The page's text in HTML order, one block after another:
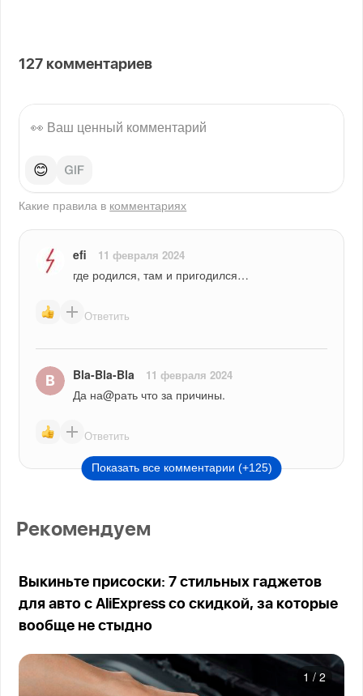
127 комментариев
😊
Какие правила в комментариях
efi 11 февраля 2024
где родился, там и пригодился…
Ответить
Bla-Bla-Bla 11 февраля 2024
Да на@рать что за причины.
Ответить
Показать все комментарии (+125)
Рекомендуем
Выкиньте присоски: 7 стильных гаджетов
для авто с AliExpress со скидкой, за которые
вообще не стыдно
1 / 2